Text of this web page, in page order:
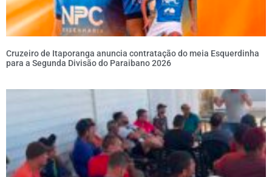
Cruzeiro de Itaporanga anuncia contratação do meia Esquerdinha
para a Segunda Divisão do Paraibano 2026